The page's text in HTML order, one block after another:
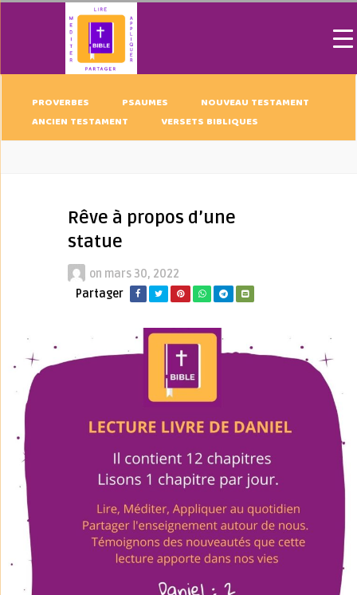
PROVERBES PSAUMES
NOUVEAU TESTAMENT
ANCIEN TESTAMENT
VERSETS BIBLIQUES
Rêve à propos d’une
statue
on mars 30, 2022
Partager